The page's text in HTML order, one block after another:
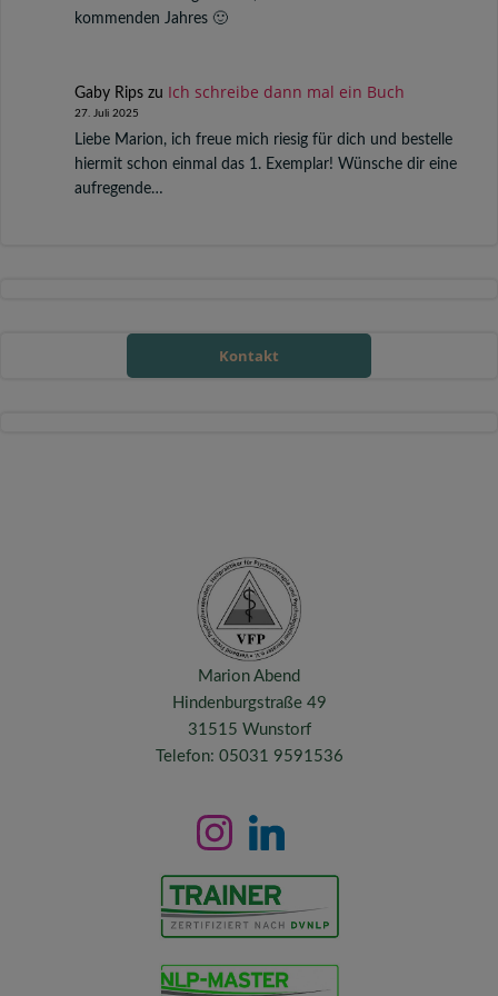
kommenden Jahres 🙂
Gaby Ripszu Ich schreibe dann mal ein Buch
27. Juli 2025
Liebe Marion, ich freue mich riesig für dich und bestelle
hiermit schon einmal das 1. Exemplar! Wünsche dir eine
aufregende…
Kontakt
Marion Abend
Hindenburgstraße 49
31515 Wunstorf
Telefon: 05031 9591536